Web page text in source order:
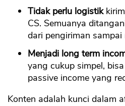
Tidak perlu logistik
CS. Semuanya
dari pengiriman
Menjadi long term
yang cukup simpel,
passive income yang
Konten adalah kunci dalam